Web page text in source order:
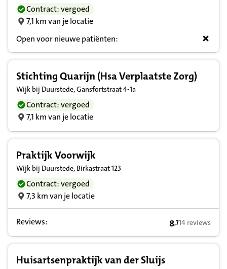
Contract: vergoed
7,1 km van je locatie
Open voor nieuwe patiënten:
Stichting Quarijn (Hsa Verplaatste Zorg)
Wijk bij Duurstede, Gansfortstraat 4-1a
Contract: vergoed
7,1 km van je locatie
Praktijk Voorwijk
Wijk bij Duurstede, Birkastraat 123
Contract: vergoed
7,3 km van je locatie
Reviews: 8,7 op basis
8,714 reviews
Huisartsenpraktijk van der Sluijs